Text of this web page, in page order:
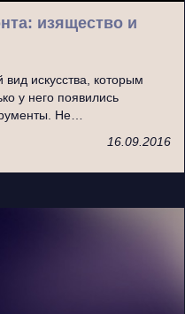
изящество и
искусства, которым
у него появились
Не…
16.09.2016